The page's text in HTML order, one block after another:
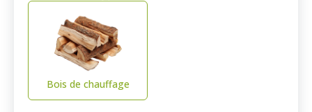
Bois de chauffage